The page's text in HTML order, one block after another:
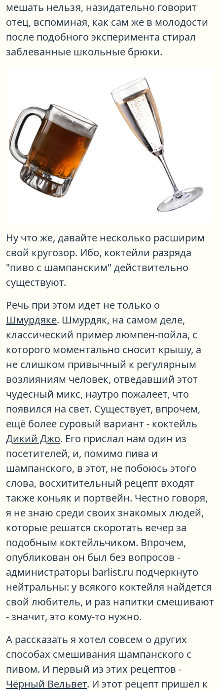
мешать нельзя, назидательно говорит
отец, вспоминая, как сам же в молодости
после подобного эксперимента стирал
заблеванные школьные брюки.
Ну что же, давайте несколько расширим
свой кругозор. Ибо, коктейли разряда
"пиво с шампанским" действительно
существуют.
Речь при этом идёт не только о
Шмурдяке. Шмурдяк, на самом деле,
классический пример люмпен-пойла, с
которого моментально сносит крышу, а
не слишком привычный к регулярным
возлияниям человек, отведавший этот
чудесный микс, наутро пожалеет, что
появился на свет. Существует, впрочем,
ещё более суровый вариант - коктейль
Дикий Джо. Его прислал нам один из
посетителей, и, помимо пива и
шампанского, в этот, не побоюсь этого
слова, восхитительный рецепт входят
также коньяк и портвейн. Честно говоря,
я не знаю среди своих знакомых людей,
которые решатся скоротать вечер за
подобным коктейльчиком. Впрочем,
опубликован он был без вопросов -
администраторы barlist.ru подчеркнуто
нейтральны: у всякого коктейля найдется
свой любитель, и раз напитки смешивают
- значит, это кому-то нужно.
А рассказать я хотел совсем о других
способах смешивания шампанского с
пивом. И первый из этих рецептов -
Чёрный Вельвет. И этот рецепт пришёл к